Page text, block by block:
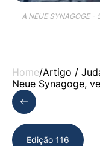
A NEUE SYNAGOGE -
Home/Artigo /
Neue Synagoge,
Edição 116